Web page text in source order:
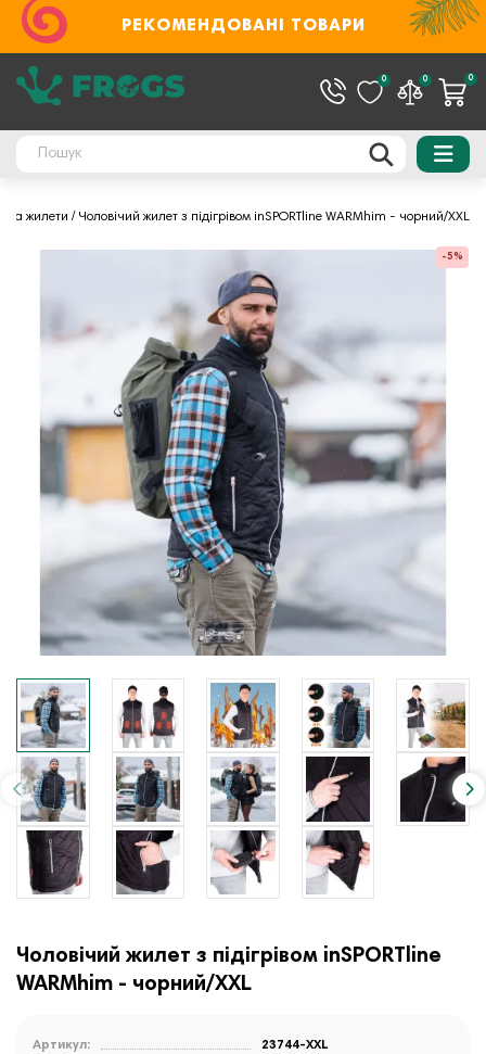
РЕКОМЕНДОВАНІ ТОВАРИ
0 0 0
та жилети Чоловічий жилет з підігрівом inSPORTline WARMhim - чорний/XXL
-5%
Чоловічий жилет з підігрівом inSPORTline
WARMhim - чорний/XXL
Артикул:
23744-XXL